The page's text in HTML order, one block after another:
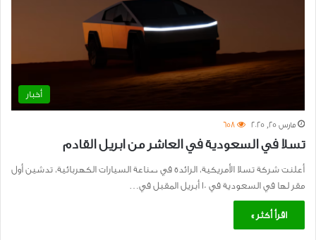
أخبار
مارس 25, 2025 658
تسلا في السعودية في العاشر من ابريل القادم
أعلنت شركة تسلا الأمريكية، الرائدة في صناعة السيارات الكهربائية، تدشين أول
مقر لها في السعودية في 10 أبريل المقبل في…
اقرأ أكثر »